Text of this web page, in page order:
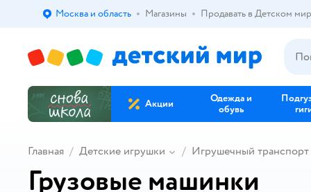
Выбор адреса доставки.
Москва и область Магазины Продавать в Детском
Акции
Одежда и
обувь
Главная Детские игрушки Игрушечный транспорт
Грузовые машинки